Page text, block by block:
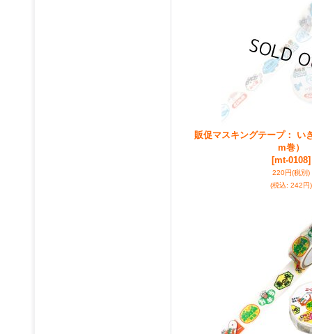
販促マスキングテープ： い
m巻）
[mt-0108]
220円(税別)
(税込: 242円)